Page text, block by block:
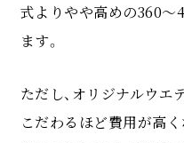
式よりやや高めの360～
ます。
ただし、オリジナルウエ
こだわるほど費用が高